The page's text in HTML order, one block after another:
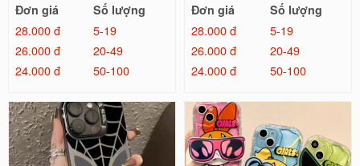
Đơn giá
Số lượng
28.000 đ
5-19
26.000 đ
20-49
24.000 đ
50-100
Đơn giá
Số lượng
28.000 đ
5-19
26.000 đ
20-49
24.000 đ
50-100